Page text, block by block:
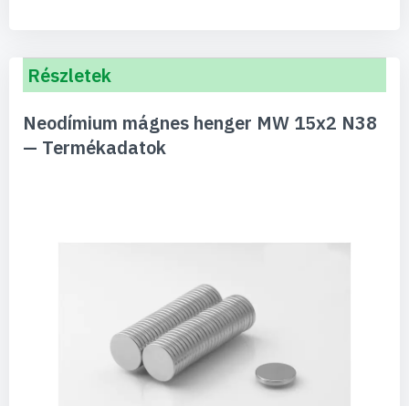
Részletek
Neodímium mágnes henger MW 15x2 N38
— Termékadatok